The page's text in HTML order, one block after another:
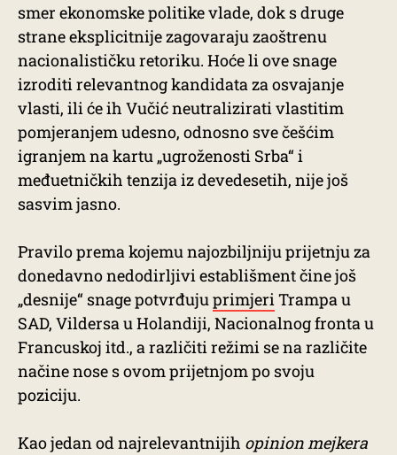
smer ekonomske politike vlade, dok s druge
strane eksplicitnije zagovaraju zaoštrenu
nacionalističku retoriku. Hoće li ove snage
izroditi relevantnog kandidata za osvajanje
vlasti, ili će ih Vučić neutralizirati vlastitim
pomjeranjem udesno, odnosno sve češćim
igranjem na kartu „ugroženosti Srba“ i
međuetničkih tenzija iz devedesetih, nije još
sasvim jasno.
Pravilo prema kojemu najozbiljniju prijetnju za
donedavno nedodirljivi establišment čine još
„desnije“ snage potvrđujuprimjeriTrampa u
SAD, Vildersa u Holandiji, Nacionalnog fronta u
Francuskoj itd., a različiti režimi se na različite
načine nose s ovom prijetnjom po svoju
poziciju.
Kao jedan od najrelevantnijih opinion mejkera